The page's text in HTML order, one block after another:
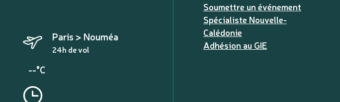
Paris > Nouméa
24h de vol
--°C
Soumettre un événement
Spécialiste Nouvelle-
Calédonie
Adhésion au GIE